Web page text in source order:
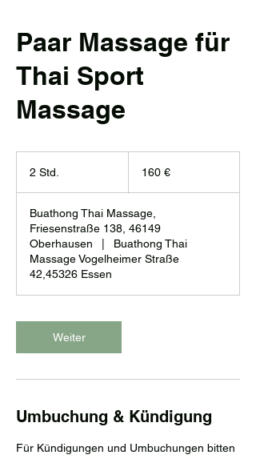
Paar Massage für
Thai Sport
Massage
2 Std.
d
.
160 €
Buathong Thai Massage,
Friesenstraße 138, 46149
Oberhausen
Buathong Thai
Massage Vogelheimer Straße
42,45326 Essen
Weiter
Umbuchung & Kündigung
Für Kündigungen und Umbuchungen bitten